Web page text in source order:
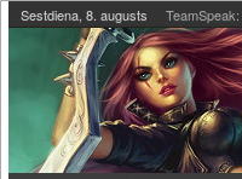
Sestdiena, 8. augusts TeamSpeak: